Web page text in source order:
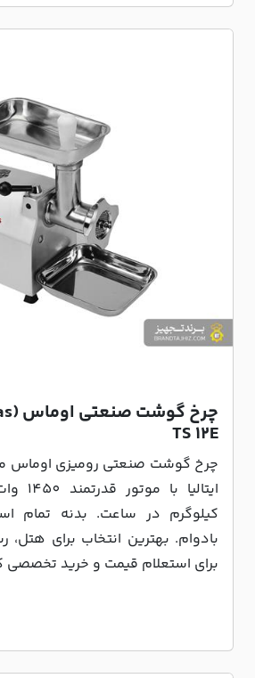
TS 12E
کیلوگرم در ساعت. بدنه تمام
بادوام. بهترین انتخاب برای هتل،
برای استعلام قیمت و خرید تخصصی